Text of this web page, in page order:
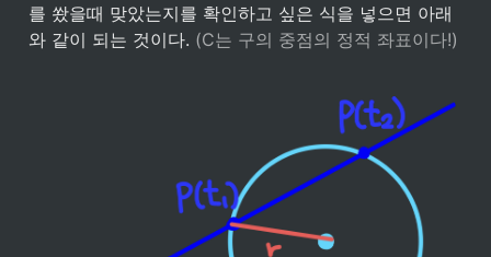
를 쐈을때 맞았는지를 확인하고 싶은 식을 넣으면 아래
와 같이 되는 것이다. (C는 구의 중점의 정적 좌표이다!)